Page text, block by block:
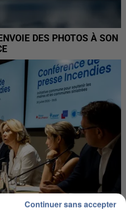
DES PHOTOS À SON
Continuer sans accepter